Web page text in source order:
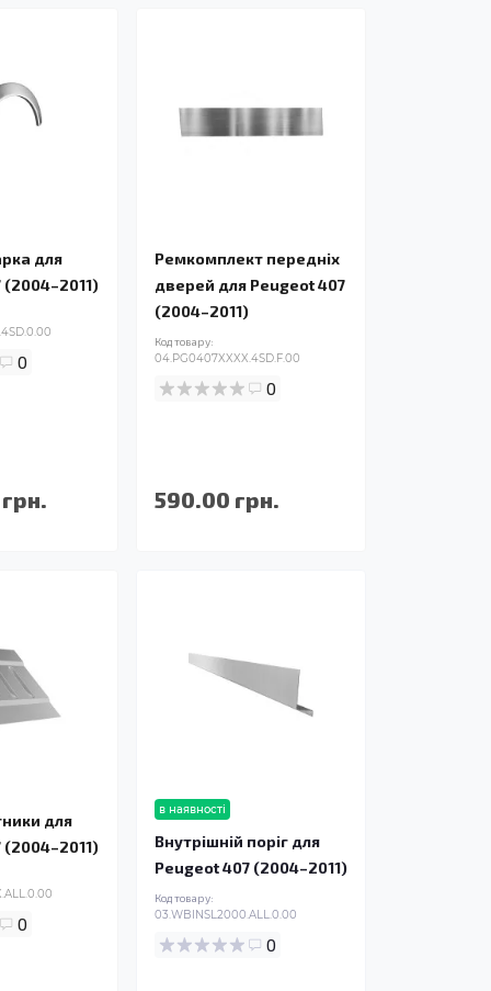
для
0
Ремкомплект передніх
дверей для Peugeot 407
(2004–2011)
Код товару:
04.PG0407XXXX.4SD.F.00
0
590.00 грн.
для
0
в наявності
Внутрішній поріг для
Peugeot 407 (2004–2011)
Код товару:
03.WBINSL2000.ALL.0.00
0